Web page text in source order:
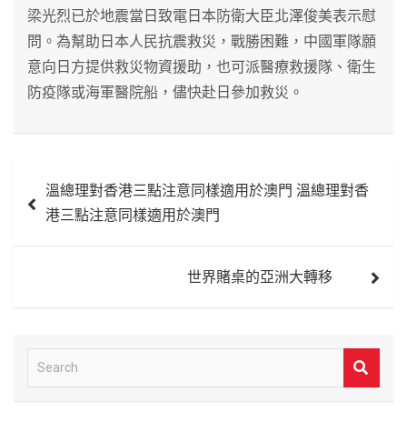
梁光烈已於地震當日致電日本防衛大臣北澤俊美表示慰
問。為幫助日本人民抗震救災，戰勝困難，中國軍隊願
意向日方提供救災物資援助，也可派醫療救援隊、衛生
防疫隊或海軍醫院船，儘快赴日參加救災。
章
溫總理對香港三點注意同樣適用於澳門 溫總理對香
港三點注意同樣適用於澳門
世界賭桌的亞洲大轉移
e